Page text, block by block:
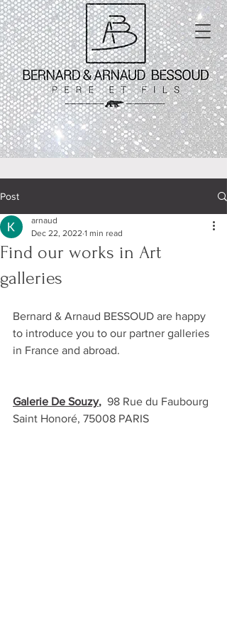
Post
Find our works in Art
galleries
arnaud
Dec 22, 2022 1 min read
Bernard & Arnaud BESSOUD are happy
to introduce you to our partner galleries
in France and abroad.
Galerie De Souzy, 98 Rue du Faubourg
Saint Honoré, 75008 PARIS